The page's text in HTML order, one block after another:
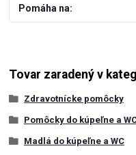
Pomáha na
Tovar zaradený v
Zdravotnícke pomôcky
Pomôcky do kúpeľne a
Madlá do kúpeľne a WC